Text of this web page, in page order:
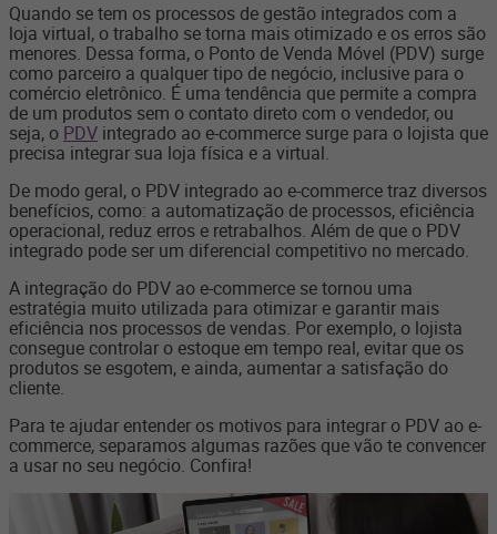
Quando se tem os processos de gestão integrados com a
loja virtual, o trabalho se torna mais otimizado e os erros são
menores. Dessa forma, o Ponto de Venda Móvel (PDV) surge
como parceiro a qualquer tipo de negócio, inclusive para o
comércio eletrônico. É uma tendência que permite a compra
de um produtos sem o contato direto com o vendedor, ou
seja, o PDV integrado ao e-commerce surge para o lojista que
precisa integrar sua loja física e a virtual.
De modo geral, o PDV integrado ao e-commerce traz diversos
benefícios, como: a automatização de processos, eficiência
operacional, reduz erros e retrabalhos. Além de que o PDV
integrado pode ser um diferencial competitivo no mercado.
A integração do PDV ao e-commerce se tornou uma
estratégia muito utilizada para otimizar e garantir mais
eficiência nos processos de vendas. Por exemplo, o lojista
consegue controlar o estoque em tempo real, evitar que os
produtos se esgotem, e ainda, aumentar a satisfação do
cliente.
Para te ajudar entender os motivos para integrar o PDV ao e-
commerce, separamos algumas razões que vão te convencer
a usar no seu negócio. Confira!